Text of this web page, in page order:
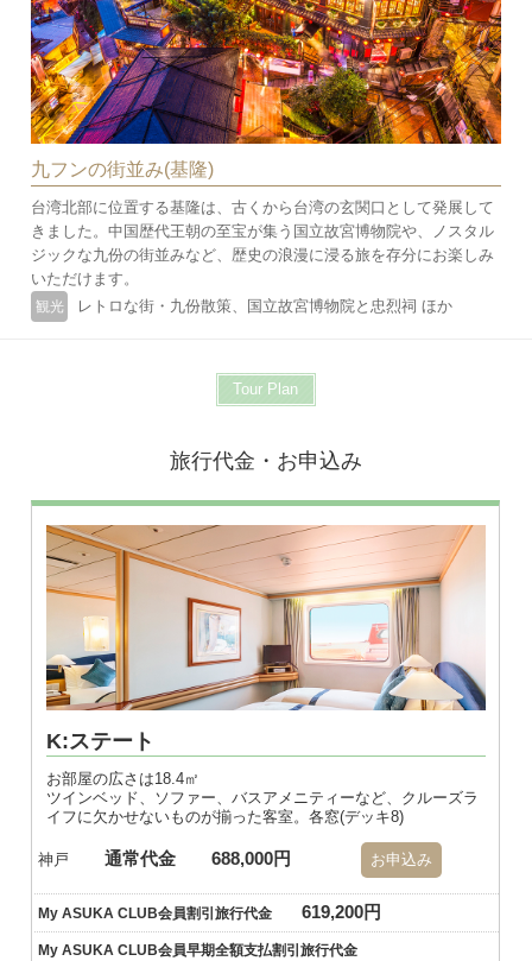
九フンの街並み(基隆)
台湾北部に位置する基隆は、古くから台湾の玄関口として発展して
きました。中国歴代王朝の至宝が集う国立故宮博物院や、ノスタル
ジックな九份の街並みなど、歴史の浪漫に浸る旅を存分にお楽しみ
いただけます。
観光 レトロな街・九份散策、国立故宮博物院と忠烈祠 ほか
Tour Plan
旅行代金・お申込み
K:ステート
お部屋の広さは18.4㎡
ツインベッド、ソファー、バスアメニティーなど、クルーズラ
イフに欠かせないものが揃った客室。各窓(デッキ8)
神戸 通常代金 688,000円 お申込み
My ASUKA CLUB会員割引旅行代金 619,200円
My ASUKA CLUB会員早期全額支払割引旅行代金